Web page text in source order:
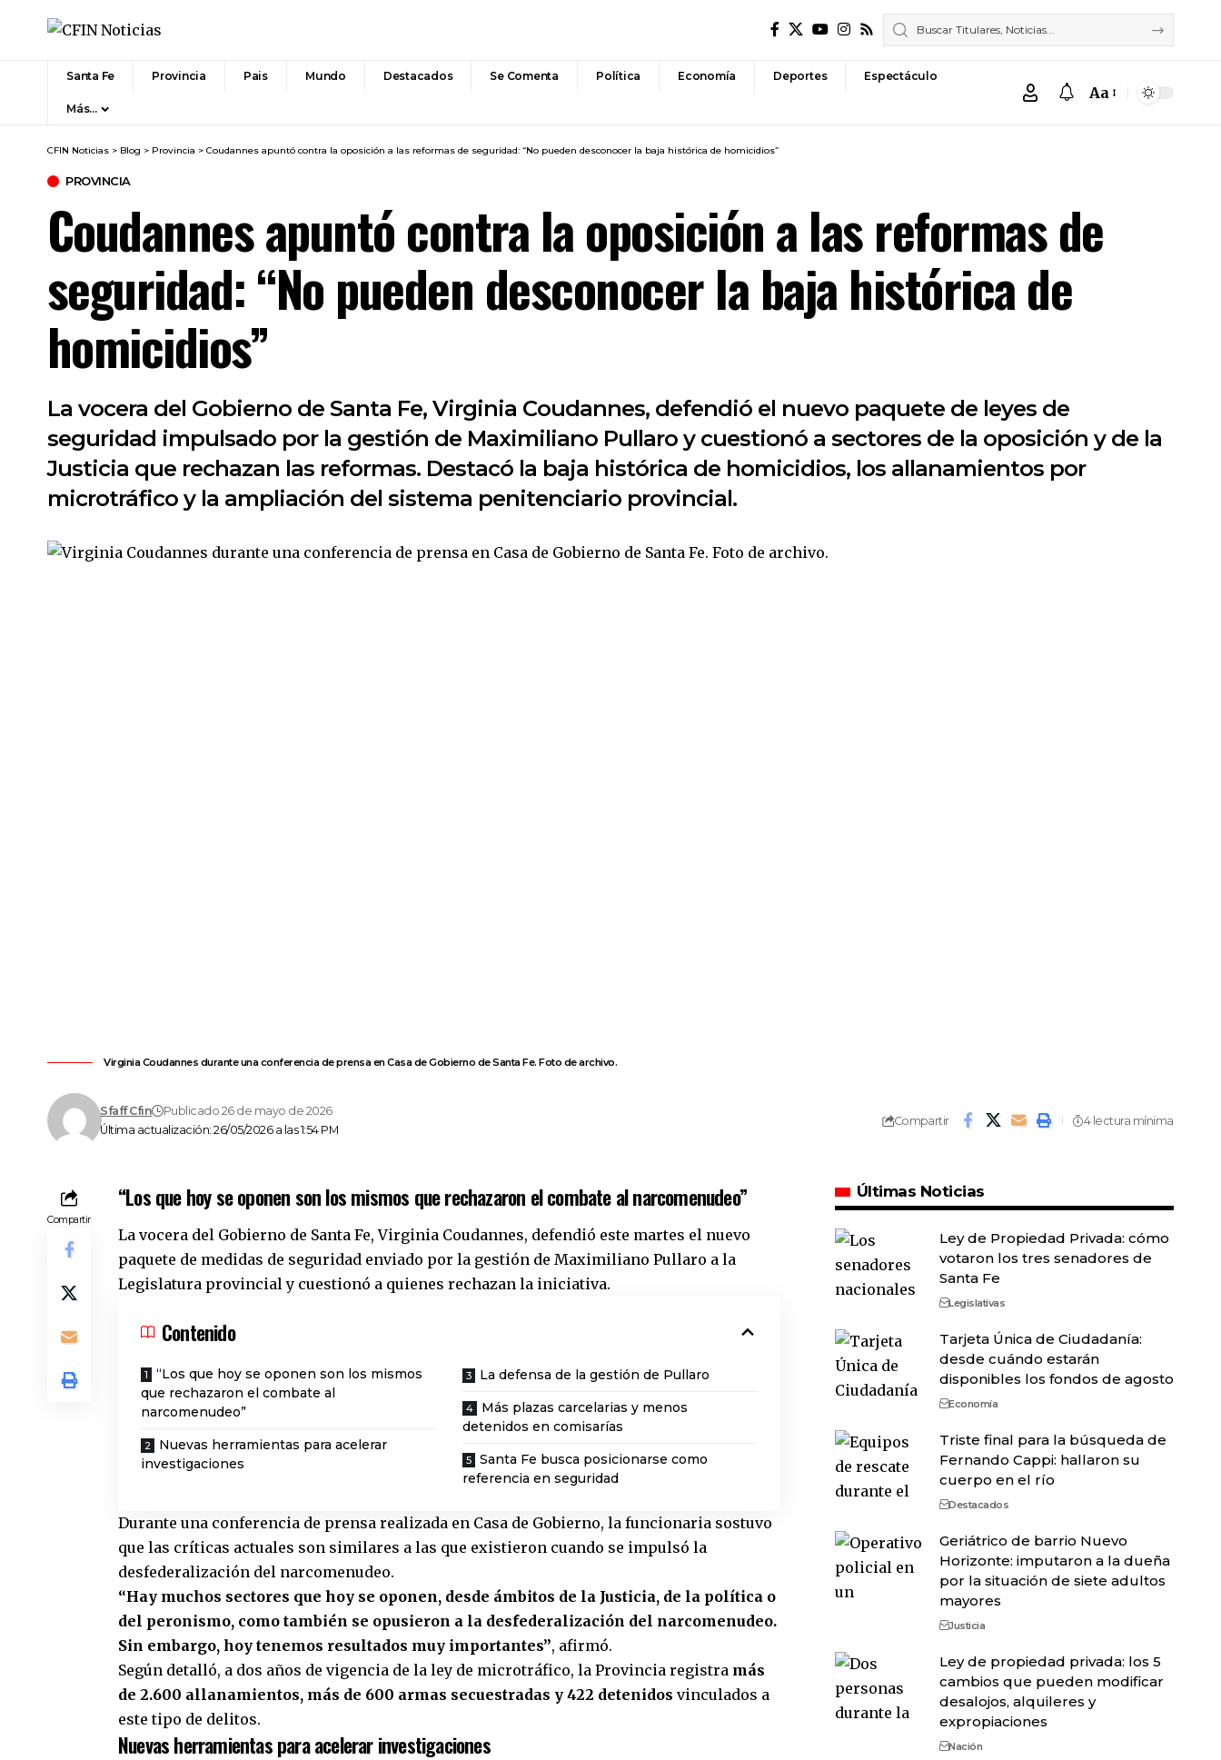
Santa Fe Provincia Pais Mundo Destacados Se Comenta Política Economía Deportes Espectáculo
Más…
Font
Aa
CFIN Noticias > Blog > Provincia > Coudannes apuntó contra la oposición a las reformas de seguridad: “No pueden desconocer la baja histórica de homicidios”
PROVINCIA
Coudannes apuntó contra la oposición a las reformas de
seguridad: “No pueden desconocer la baja histórica de
homicidios”
La vocera del Gobierno de Santa Fe, Virginia Coudannes, defendió el nuevo paquete de leyes de
seguridad impulsado por la gestión de Maximiliano Pullaro y cuestionó a sectores de la oposición y de la
Justicia que rechazan las reformas. Destacó la baja histórica de homicidios, los allanamientos por
microtráfico y la ampliación del sistema penitenciario provincial.
Virginia Coudannes durante una conferencia de prensa en Casa de Gobierno de Santa Fe. Foto de archivo.
Última actualización: 26/05/2026 a las 1:54 PM
Sfaff Cfin Publicado 26 de mayo de 2026
Compartir 4 lectura mínima
Compartir
“Los que hoy se oponen son los mismos que rechazaron el combate al narcomenudeo”
La vocera del Gobierno de Santa Fe, Virginia Coudannes, defendió este martes el nuevo
paquete de medidas de seguridad enviado por la gestión de Maximiliano Pullaro a la
Legislatura provincial y cuestionó a quienes rechazan la iniciativa.
Contenido
“Los que hoy se oponen son los mismos
que rechazaron el combate al
narcomenudeo”
Nuevas herramientas para acelerar
investigaciones
La defensa de la gestión de Pullaro
Más plazas carcelarias y menos
detenidos en comisarías
Santa Fe busca posicionarse como
referencia en seguridad
Durante una conferencia de prensa realizada en Casa de Gobierno, la funcionaria sostuvo
que las críticas actuales son similares a las que existieron cuando se impulsó la
desfederalización del narcomenudeo.
“Hay muchos sectores que hoy se oponen, desde ámbitos de la Justicia, de la política o
del peronismo, como también se opusieron a la desfederalización del narcomenudeo.
Sin embargo, hoy tenemos resultados muy importantes”, afirmó.
Según detalló, a dos años de vigencia de la ley de microtráfico, la Provincia registra más
de 2.600 allanamientos, más de 600 armas secuestradas y 422 detenidos vinculados a
este tipo de delitos.
Nuevas herramientas para acelerar investigaciones
Últimas Noticias
Ley de Propiedad Privada: cómo
votaron los tres senadores de
Santa Fe
Legislativas
Tarjeta Única de Ciudadanía:
desde cuándo estarán
disponibles los fondos de agosto
Economía
Triste final para la búsqueda de
Fernando Cappi: hallaron su
cuerpo en el río
Destacados
Geriátrico de barrio Nuevo
Horizonte: imputaron a la dueña
por la situación de siete adultos
mayores
Justicia
Ley de propiedad privada: los 5
cambios que pueden modificar
desalojos, alquileres y
expropiaciones
Nación